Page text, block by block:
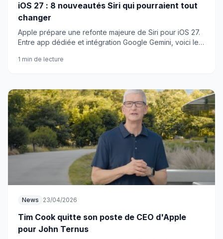
iOS 27 : 8 nouveautés Siri qui pourraient tout
changer
Apple prépare une refonte majeure de Siri pour iOS 27.
Entre app dédiée et intégration Google Gemini, voici les
1 min de lecture
News 23/04/2026
Tim Cook quitte son poste de CEO d'Apple
pour John Ternus